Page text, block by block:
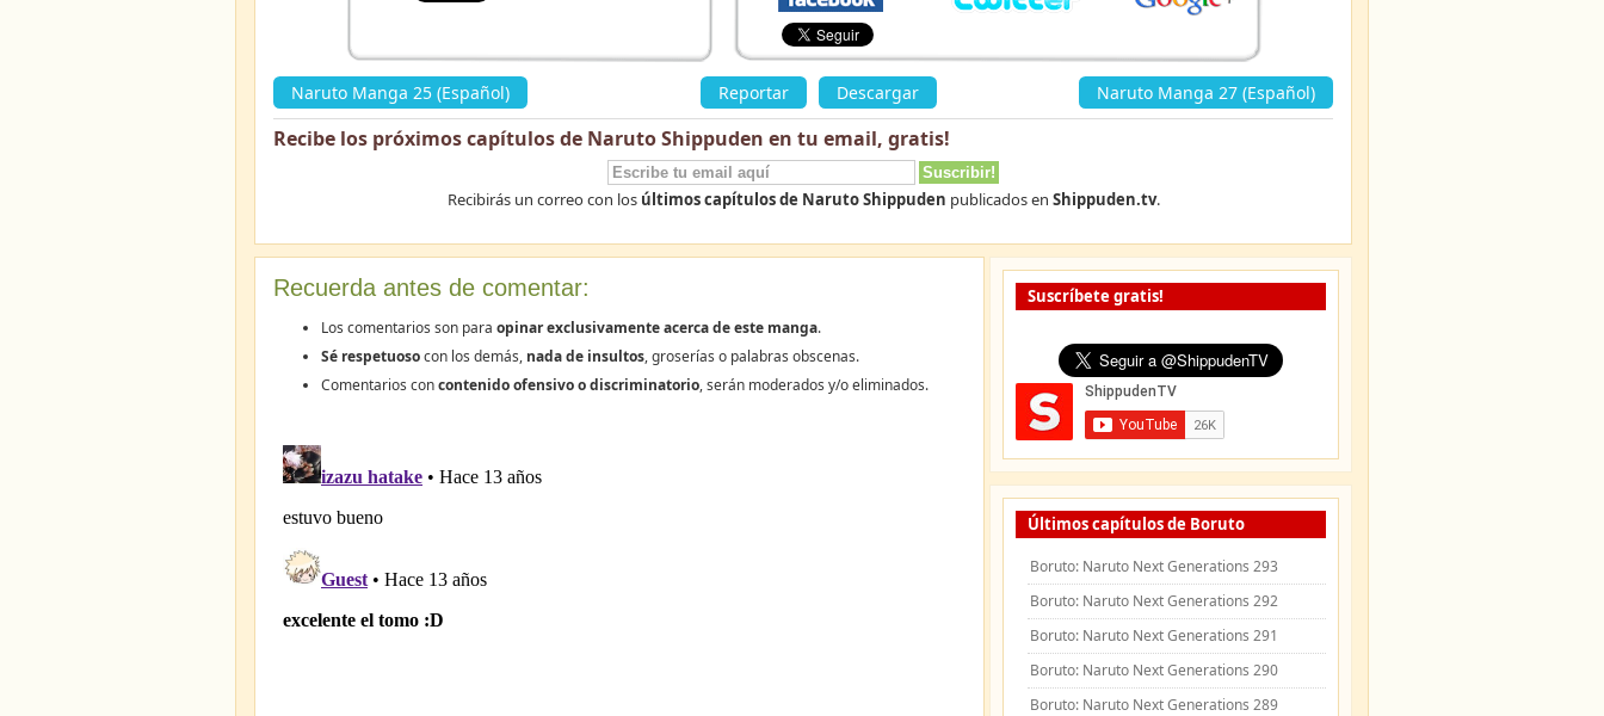
Naruto Manga 25 (Español) Reportar Descargar Naruto Manga 27 (Español)
Recibe los próximos capítulos de Naruto Shippuden en tu email, gratis!
Recibirás un correo con los últimos capítulos de Naruto Shippuden publicados en Shippuden.tv.
Recuerda antes de comentar:
Los comentarios son para opinar exclusivamente acerca de este manga.
Sé respetuosocon los demás, nada de insultos, groserías o palabras obscenas.
Comentarios concontenido ofensivo o discriminatorio, serán moderados y/o eliminados.
Suscríbete gratis!
Últimos capítulos de Boruto
Boruto: Naruto Next Generations 293
Boruto: Naruto Next Generations 292
Boruto: Naruto Next Generations 291
Boruto: Naruto Next Generations 290
Boruto: Naruto Next Generations 289